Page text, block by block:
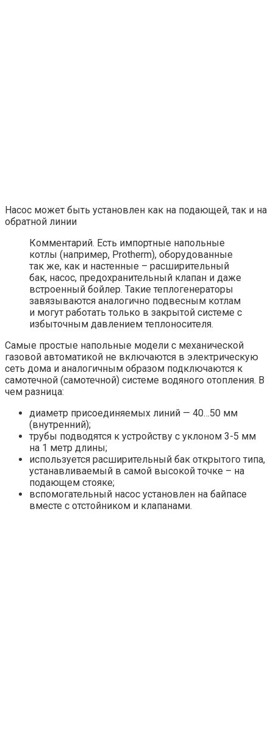
Насос может быть установлен как на подающей, так и на
обратной линии
Комментарий. Есть импортные напольные
котлы (например, Protherm), оборудованные
так же, как и настенные – расширительный
бак, насос, предохранительный клапан и даже
встроенный бойлер. Такие теплогенераторы
завязываются аналогично подвесным котлам
и могут работать только в закрытой системе с
избыточным давлением теплоносителя.
Самые простые напольные модели с механической
газовой автоматикой не включаются в электрическую
сеть дома и аналогичным образом подключаются к
самотечной (самотечной) системе водяного отопления. В
чем разница:
диаметр присоединяемых линий — 40…50 мм
(внутренний);
трубы подводятся к устройству с уклоном 3-5 мм
на 1 метр длины;
используется расширительный бак открытого типа,
устанавливаемый в самой высокой точке – на
подающем стояке;
вспомогательный насос установлен на байпасе
вместе с отстойником и клапанами.